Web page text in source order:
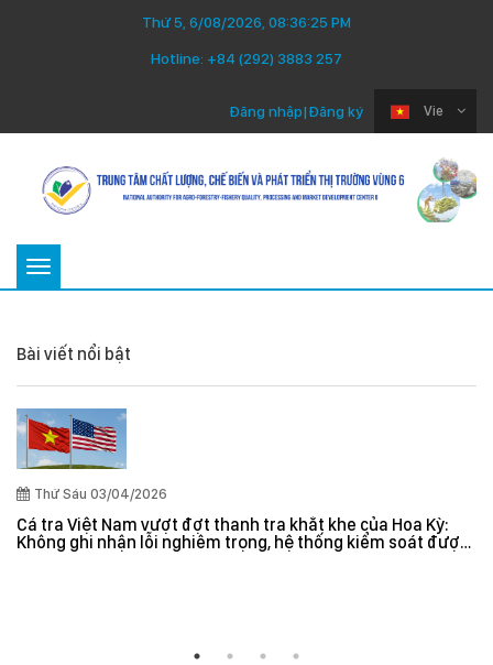
Thứ 5, 6/08/2026, 08:36:25 PM
Hotline: +84 (292) 3883 257
Vie
Đăng nhập|Đăng ký
Toggle
Bài viết nổi bật
Thứ Sáu 03/04/2026
Cá tra Việt Nam vượt đợt thanh tra khắt khe của Hoa Kỳ:
Không ghi nhận lỗi nghiêm trọng, hệ thống kiểm soát được